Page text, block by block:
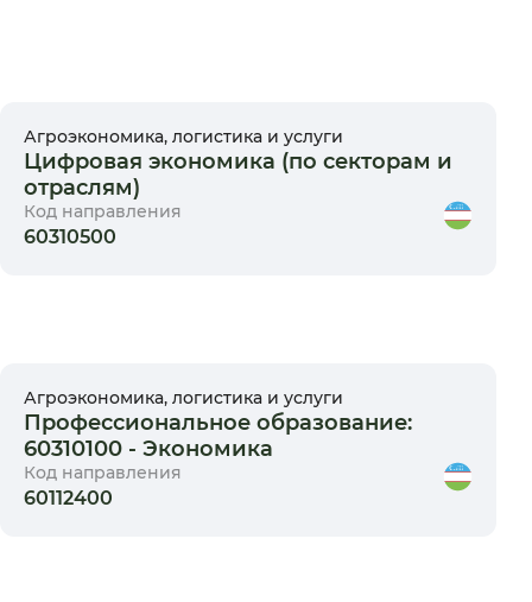
Агроэкономика, логистика и услуги
Цифровая экономика (по секторам и
отраслям)
Код направления
60310500
Агроэкономика, логистика и услуги
Профессиональное образование:
60310100 - Экономика
Код направления
60112400